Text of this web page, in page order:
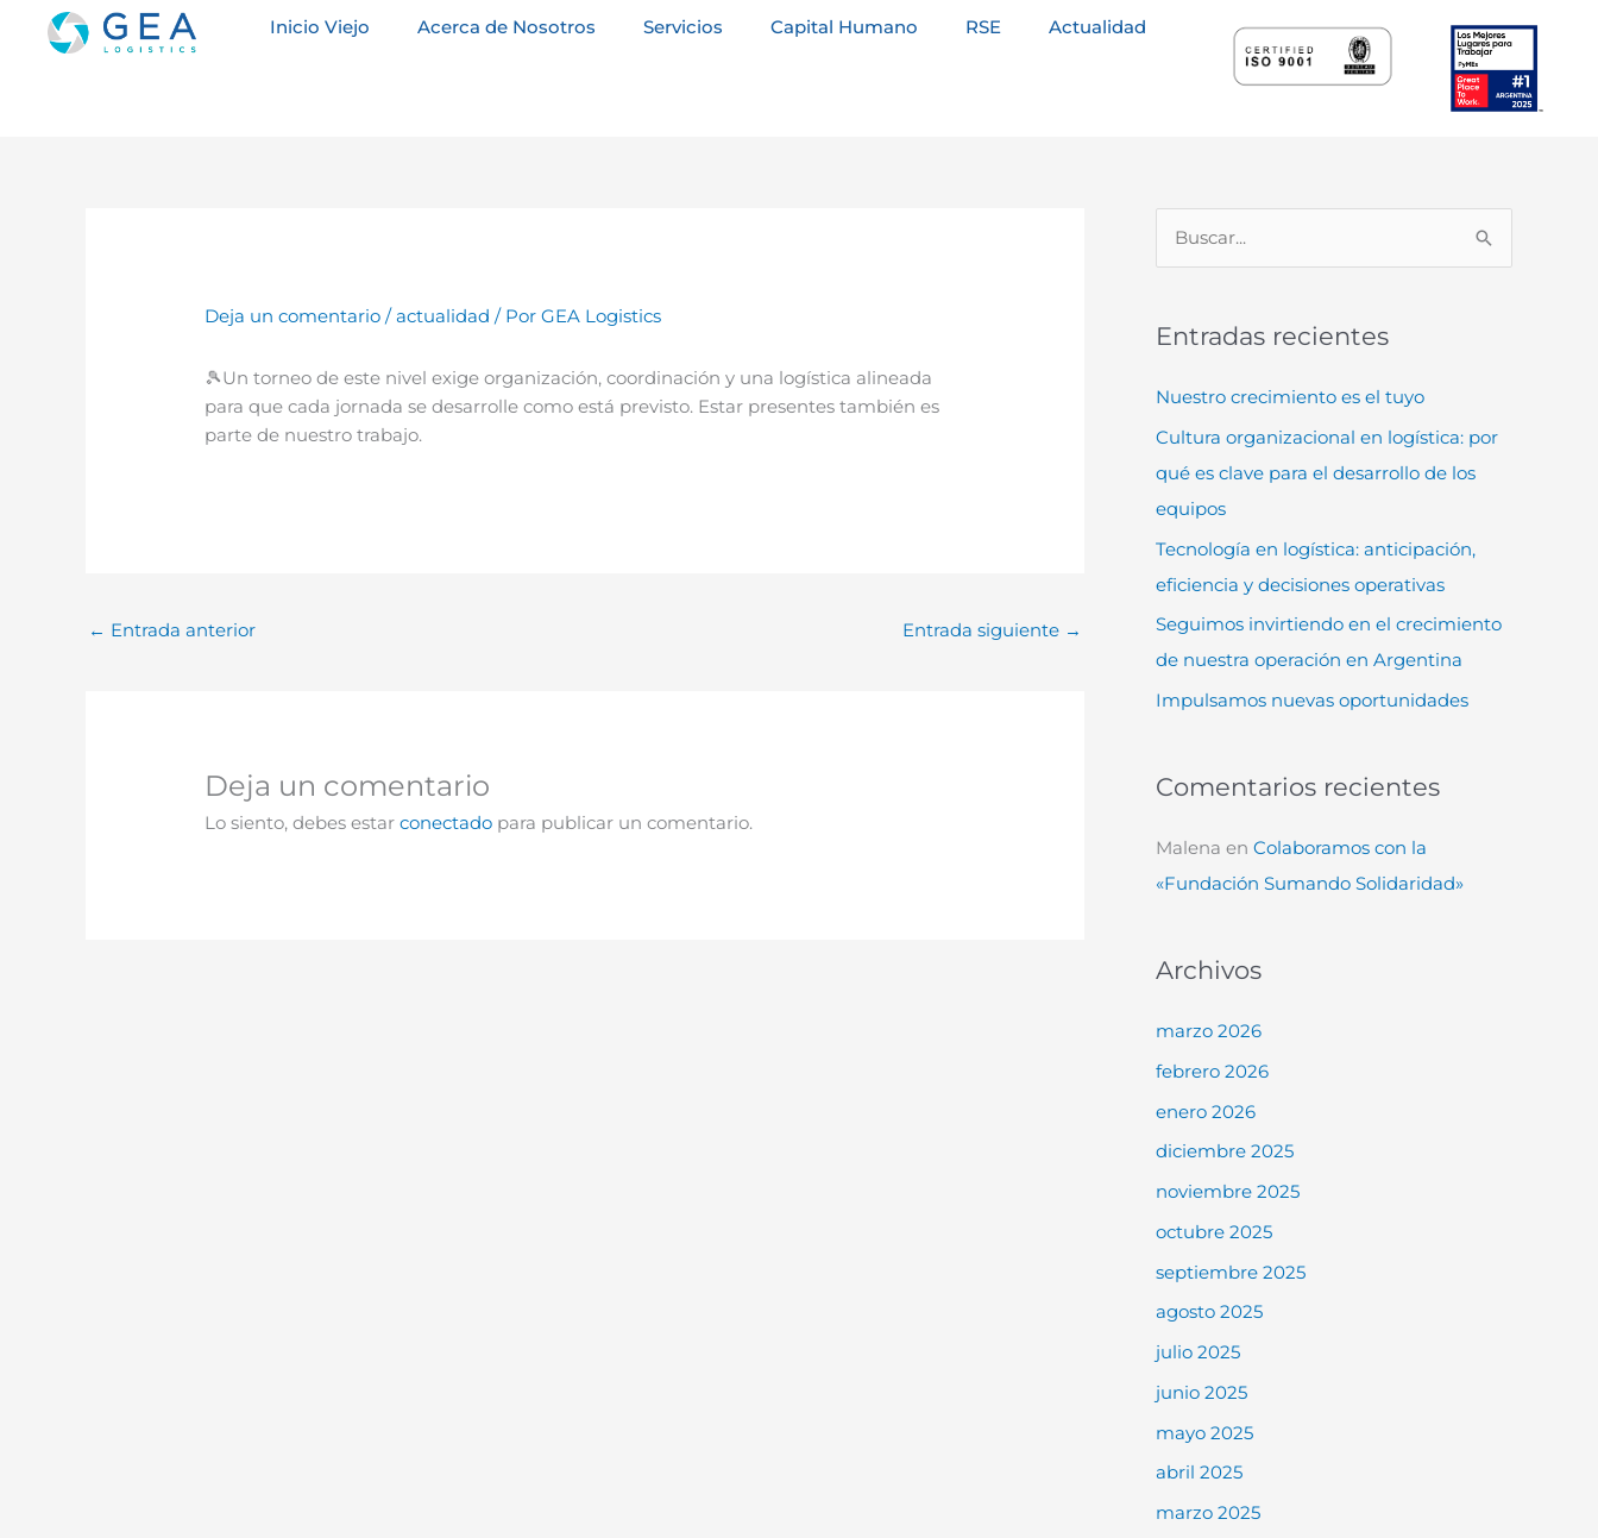
Inicio Viejo Acerca de Nosotros Servicios Capital Humano RSE Actualidad
Deja un comentario /actualidad / PorGEA Logistics
🎾Un torneo de este nivel exige organización, coordinación y una logística alineada
para que cada jornada se desarrolle como está previsto. Estar presentes también es
parte de nuestro trabajo.
← Entrada anterior Entrada siguiente →
Deja un comentario
Lo siento, debes estarconectado para publicar un comentario.
c
a
Entradas recientes
Nuestro crecimiento es el tuyo
Cultura organizacional en logística: por
qué es clave para el desarrollo de los
equipos
Tecnología en logística: anticipación,
eficiencia y decisiones operativas
Seguimos invirtiendo en el crecimiento
de nuestra operación en Argentina
Impulsamos nuevas oportunidades
Comentarios recientes
Malena en Colaboramos con la
«Fundación Sumando Solidaridad»
Archivos
marzo 2026
febrero 2026
enero 2026
diciembre 2025
noviembre 2025
octubre 2025
septiembre 2025
agosto 2025
julio 2025
junio 2025
mayo 2025
abril 2025
marzo 2025